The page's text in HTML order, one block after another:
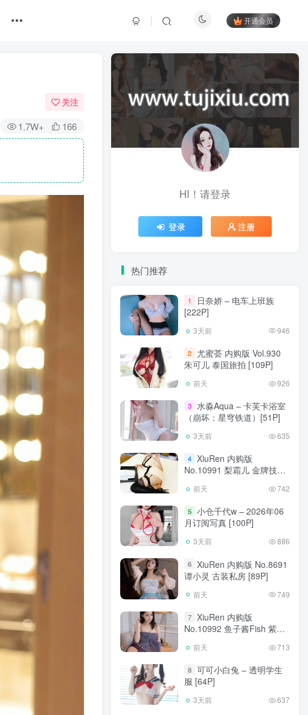
开通会员
关注
1.7W+ 166
HI！请登录
登录 注册
热门推荐
1
日奈娇 – 电车上班族
[222P]
3天前 946
2 尤蜜荟 内购版 Vol.930
朱可儿 泰国旅拍 [109P]
前天 926
3
水淼Aqua – 卡芙卡浴室
（崩坏：星穹铁道）[51P]
3天前 635
4 XiuRen 内购版
No.10991 梨霜儿 金牌技师
前天 742
5 小仓千代w – 2026年06
月订阅写真 [100P]
3天前 886
6 XiuRen 内购版 No.8691
谭小灵 古装私房 [89P]
前天 749
7 XiuRen 内购版
No.10992 鱼子酱Fish 紫丝
前天 713
8 可可小白兔 – 透明学生
服 [64P]
3天前 637